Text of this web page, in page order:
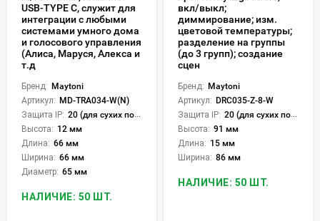
USB-TYPE C, служит для
интеграции с любыми
системами умного дома
и голосового управления
(Алиса, Маруся, Алекса и
т.д
Бренд: Maytoni
Артикул: MD-TRA034-W(N)
Защита IP: 20 (для сухих пом.)
Высота: 12 мм
Длина: 66 мм
Ширина: 66 мм
Диаметр: 65 мм
НАЛИЧИЕ: 50 ШТ.
вкл/выкл;
диммирование; изм.
цветовой температуры;
разделение на группы
(до 3 групп); создание
сцен
Бренд: Maytoni
Артикул: DRC035-Z-8-W
Защита IP: 20 (для сухих пом.)
Высота: 91 мм
Длина: 15 мм
Ширина: 86 мм
НАЛИЧИЕ: 50 ШТ.